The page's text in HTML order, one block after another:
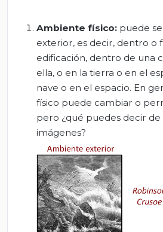
Ambiente físico: puede
exterior, es decir, dentro o
edificación, dentro de una
ella, o en la tierra o en el
nave o en el espacio. En
físico puede cambiar o
pero ¿qué puedes decir de
imágenes?